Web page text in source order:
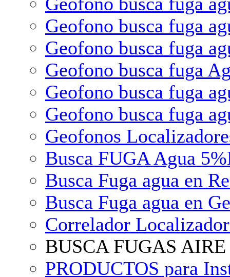
Geofono busca fuga
Geofono busca fuga
Geofono busca fuga
Geofono busca fuga
Geofono busca fuga
Geofonos
Busca FUGA Agua
Busca Fuga agua en
Busca Fuga agua en
Correlador
BUSCA FUGAS
PRODUCTOS para